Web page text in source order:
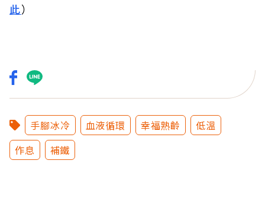
此）
手腳冰冷 血液循環 幸福熟齡
低溫
作息
補鐵